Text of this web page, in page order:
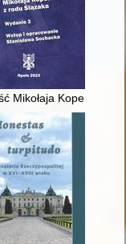
finansowy i
Mikołaja Kopernika z